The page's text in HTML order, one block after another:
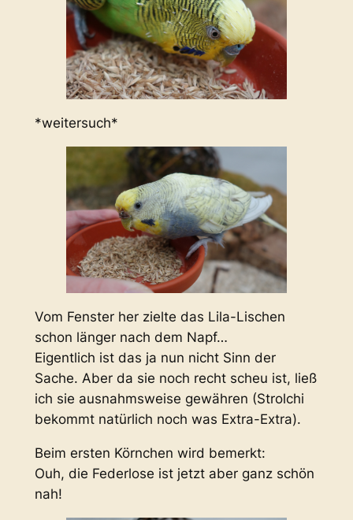
*weitersuch*
Vom Fenster her zielte das Lila-Lischen
schon länger nach dem Napf…
Eigentlich ist das ja nun nicht Sinn der
Sache. Aber da sie noch recht scheu ist, ließ
ich sie ausnahmsweise gewähren (Strolchi
bekommt natürlich noch was Extra-Extra).
Beim ersten Körnchen wird bemerkt:
Ouh, die Federlose ist jetzt aber ganz schön
nah!